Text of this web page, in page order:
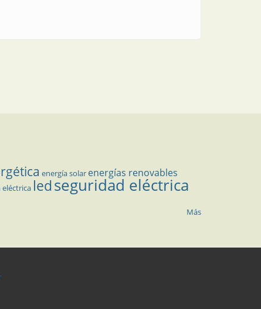
energía solar energías renovables
eléctrica ledseguridad eléctrica
Más